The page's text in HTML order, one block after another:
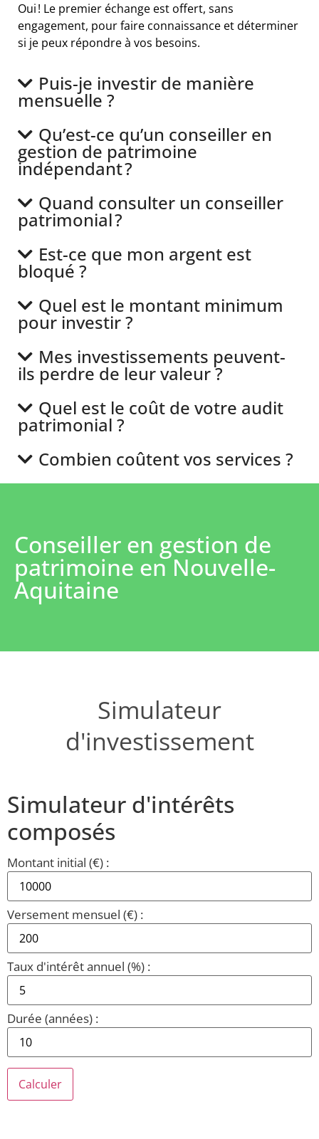
Oui ! Le premier échange est offert, sans
engagement, pour faire connaissance et déterminer
si je peux répondre à vos besoins.
Puis-je investir de manière
mensuelle ?
Qu’est-ce qu’un conseiller en
gestion de patrimoine
indépendant ?
Quand consulter un conseiller
patrimonial ?
Est-ce que mon argent est
bloqué ?
Quel est le montant minimum
pour investir ?
Mes investissements peuvent-
ils perdre de leur valeur ?
Quel est le coût de votre audit
patrimonial ?
Combien coûtent vos services ?
Conseiller en gestion de
patrimoine en Nouvelle-
Aquitaine
Simulateur
d'investissement
Simulateur d'intérêts
composés
Montant initial (€) :
Versement mensuel (€) :
Taux d'intérêt annuel (%) :
Durée (années) :
Calculer